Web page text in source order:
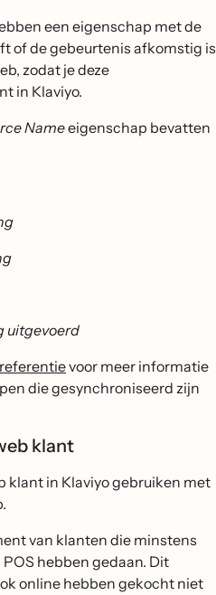
een eigenschap met de
of de gebeurtenis afkomstig is
zodat je deze
in Klaviyo.
Nameeigenschap bevatten
uitgevoerd
voor meer informatie
die gesynchroniseerd zijn
klant
klant in Klaviyo gebruiken met
van klanten die minstens
POS hebben gedaan. Dit
online hebben gekocht niet